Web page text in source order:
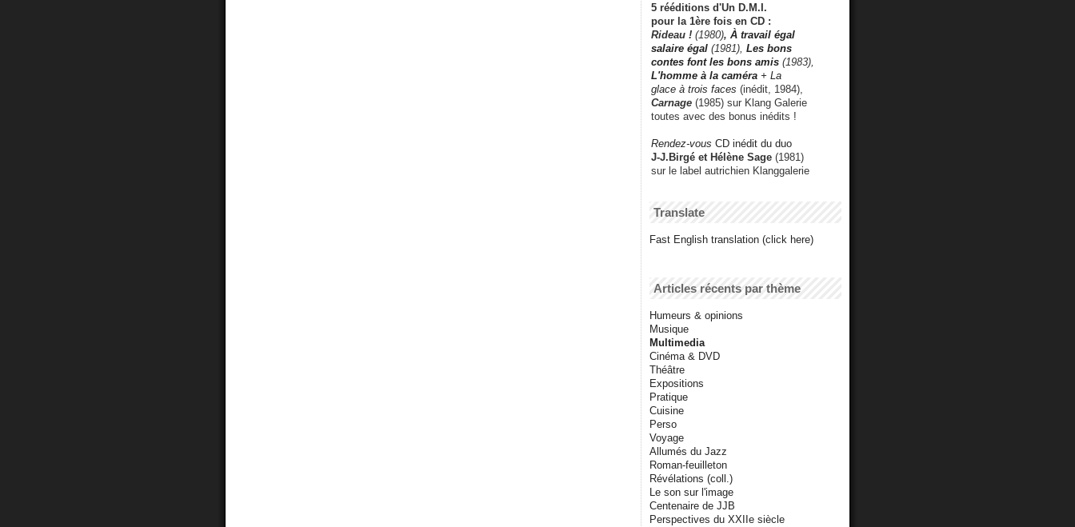
5 rééditions d'Un D.M.I.
pour la 1ère fois en CD :
Rideau ! (1980), À travail égal
salaire égal (1981), Les bons
contes font les bons amis (1983),
L'homme à la caméra + La
glace à trois faces (inédit, 1984),
Carnage (1985) sur Klang Galerie
toutes avec des bonus inédits !
Rendez-vous CD inédit du duo
J-J.Birgé et Hélène Sage (1981)
sur le label autrichien Klanggalerie
Translate
Fast English translation (click here)
Articles récents par thème
Humeurs & opinions
Musique
Multimedia
Cinéma & DVD
Théâtre
Expositions
Pratique
Cuisine
Perso
Voyage
Allumés du Jazz
Roman-feuilleton
Révélations (coll.)
Le son sur l'image
Centenaire de JJB
Perspectives du XXIIe siècle